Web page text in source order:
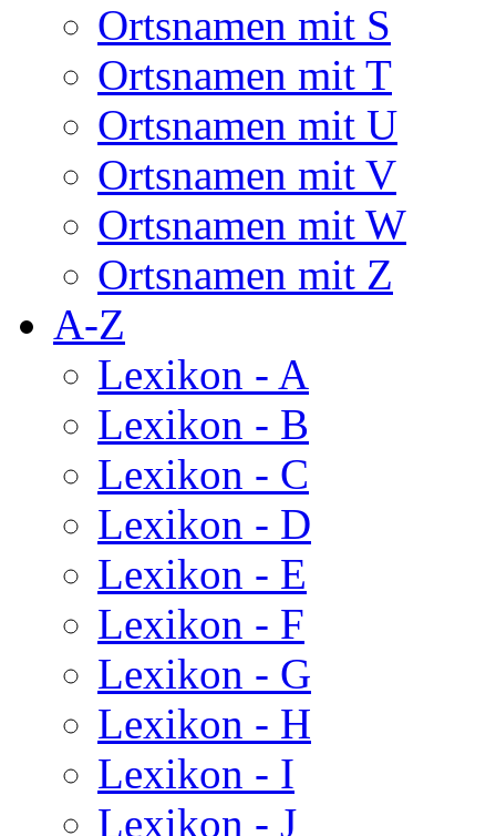
Ortsnamen mit S
Ortsnamen mit T
Ortsnamen mit U
Ortsnamen mit V
Ortsnamen mit W
Ortsnamen mit Z
A-Z
Lexikon - A
Lexikon - B
Lexikon - C
Lexikon - D
Lexikon - E
Lexikon - F
Lexikon - G
Lexikon - H
Lexikon - I
Lexikon - J